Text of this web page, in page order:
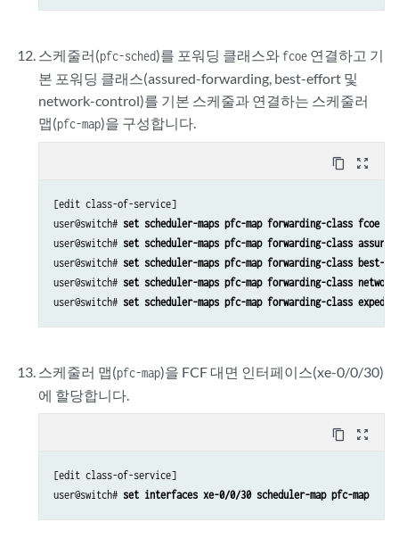
스케줄러(pfc-sched)를 포워딩 클래스와 fcoe 연결하고 기
본 포워딩 클래스(assured-forwarding, best-effort 및
network-control)를 기본 스케줄과 연결하는 스케줄러
맵(pfc-map)을 구성합니다.
content_copy zoom_out_map
[edit class-of-service]
user@switch# set scheduler-maps pfc-map forwarding-class fcoe
user@switch# set scheduler-maps pfc-map forwarding-class
user@switch# set scheduler-maps pfc-map forwarding-class
user@switch# set scheduler-maps pfc-map forwarding-class
user@switch# set scheduler-maps pfc-map forwarding-class
스케줄러 맵(pfc-map)을 FCF 대면 인터페이스(xe-0/0/30)
에 할당합니다.
content_copy zoom_out_map
[edit class-of-service]
user@switch# set interfaces xe-0/0/30 scheduler-map pfc-map